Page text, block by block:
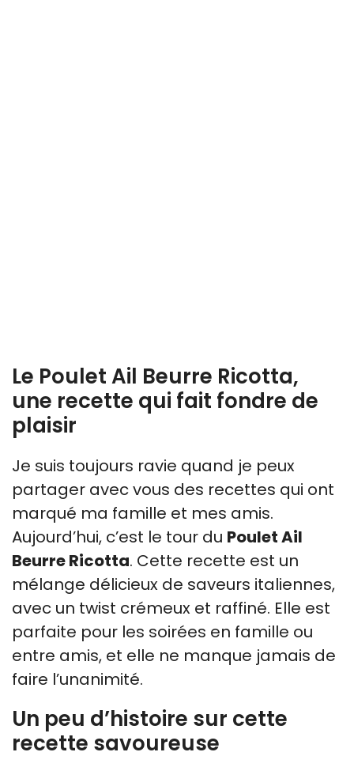
Le Poulet Ail Beurre Ricotta,
une recette qui fait fondre de
plaisir
Je suis toujours ravie quand je peux
partager avec vous des recettes qui ont
marqué ma famille et mes amis.
Aujourd’hui, c’est le tour du Poulet Ail
Beurre Ricotta. Cette recette est un
mélange délicieux de saveurs italiennes,
avec un twist crémeux et raffiné. Elle est
parfaite pour les soirées en famille ou
entre amis, et elle ne manque jamais de
faire l’unanimité.
Un peu d’histoire sur cette
recette savoureuse